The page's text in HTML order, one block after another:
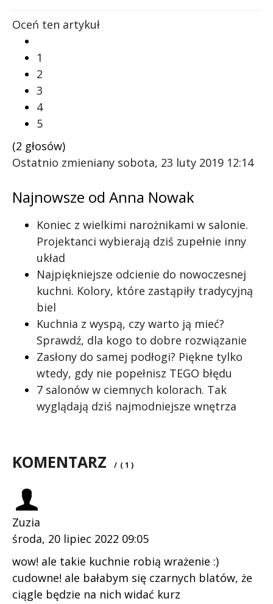
Oceń ten artykuł
1
2
3
4
5
(2 głosów)
Ostatnio zmieniany sobota, 23 luty 2019 12:14
Najnowsze od Anna Nowak
Koniec z wielkimi narożnikami w salonie.
Projektanci wybierają dziś zupełnie inny
układ
Najpiękniejsze odcienie do nowoczesnej
kuchni. Kolory, które zastąpiły tradycyjną
biel
Kuchnia z wyspą, czy warto ją mieć?
Sprawdź, dla kogo to dobre rozwiązanie
Zasłony do samej podłogi? Piękne tylko
wtedy, gdy nie popełnisz TEGO błędu
7 salonów w ciemnych kolorach. Tak
wyglądają dziś najmodniejsze wnętrza
KOMENTARZ / ( 1 )
Zuzia
środa, 20 lipiec 2022 09:05
wow! ale takie kuchnie robią wrażenie :)
cudowne! ale bałabym się czarnych blatów, że
ciągle będzie na nich widać kurz